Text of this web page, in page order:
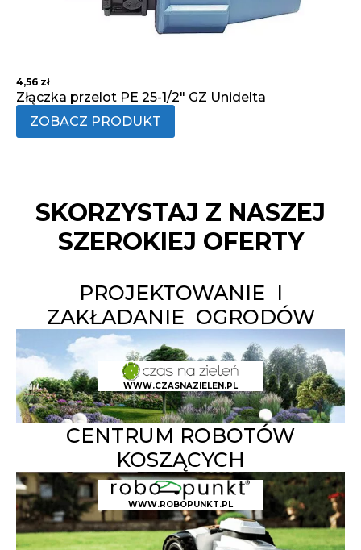
4,56 zł
Złączka przelot PE 25-1/2" GZ Unidelta
ZOBACZ PRODUKT
SKORZYSTAJ Z NASZEJ
SZEROKIEJ OFERTY
PROJEKTOWANIE I
ZAKŁADANIE OGRODÓW
WWW.CZASNAZIELEN.PL
CENTRUM ROBOTÓW
KOSZĄCYCH
WWW.ROBOPUNKT.PL